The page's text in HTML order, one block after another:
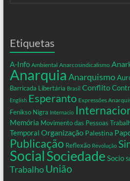
Etiquetas
A-Info Ambiental Anarcosindicalismo
Anarquia Anarquismo
Barricada Libertária Brasil Conflito
English Esperanto Expressões
Fenikso Nigra Internacio
Memória Movimento das Pessoas
Temporal Organização Palestina
Publicação Reflexão Revolução
SocialSociedade Socio
Trabalho União